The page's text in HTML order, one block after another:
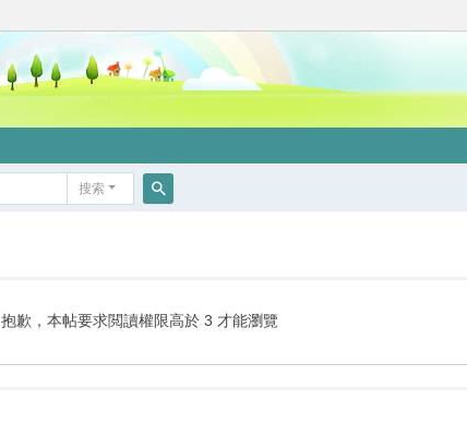
搜索
抱歉，本帖要求閲讀權限高於 3 才能瀏覽